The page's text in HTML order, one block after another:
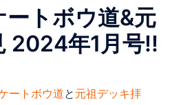
ー
トボウ道&元
2024年1月号!!
ートボウ道と 元祖デッキ拝